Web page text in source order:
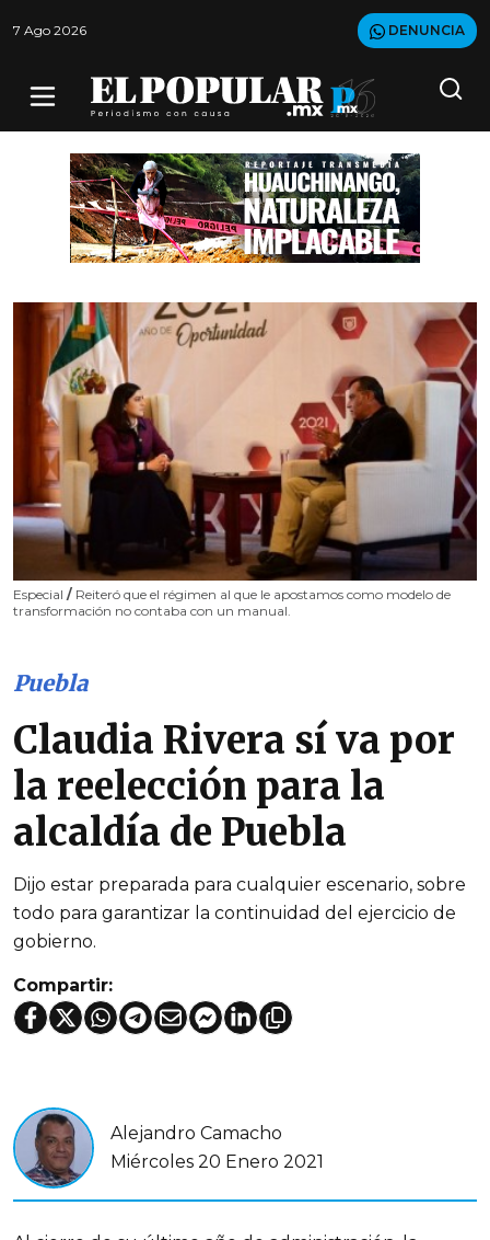
7 Ago 2026 DENUNCIA
Especial / Reiteró que el régimen al que le apostamos como modelo de
transformación no contaba con un manual.
Puebla
Claudia Rivera sí va por
la reelección para la
alcaldía de Puebla
Dijo estar preparada para cualquier escenario, sobre
todo para garantizar la continuidad del ejercicio de
gobierno.
Compartir:
Alejandro Camacho
Miércoles 20 Enero 2021